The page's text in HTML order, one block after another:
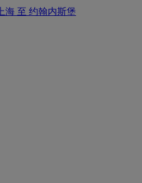
上海 至 约翰内斯堡